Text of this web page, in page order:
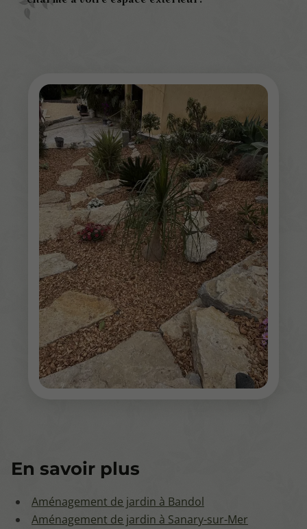
En savoir plus
Aménagement de jardin à Bandol
Aménagement de jardin à Sanary-sur-Mer